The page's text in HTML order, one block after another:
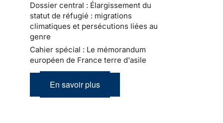
Dossier central : Élargissement du
statut de réfugié : migrations
climatiques et persécutions liées au
genre
Cahier spécial : Le mémorandum
européen de France terre d'asile
En savoir plus